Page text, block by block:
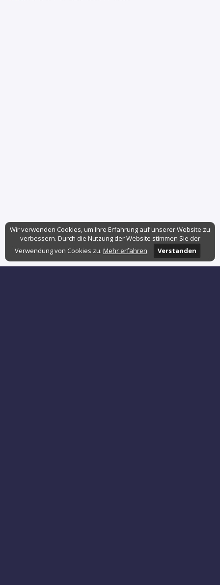
Wir verwenden Cookies, um Ihre Erfahrung auf unserer Website zu
verbessern. Durch die Nutzung der Website stimmen Sie der
Verwendung von Cookies zu. Mehr erfahren Verstanden